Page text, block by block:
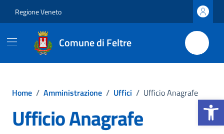
Apri la
Regione Veneto
Comune di Feltre
Home / Amministrazione / Uffici / Ufficio Anagrafe
Ufficio Anagrafe